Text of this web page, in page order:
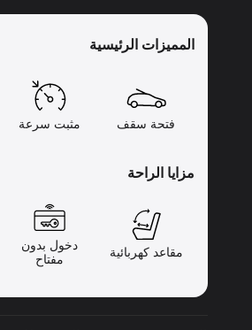
المميزات الرئيسية
فتحة سقف مثبت سرعة
مزايا الراحة
مقاعد كهربائية
دخول بدون
مفتاح